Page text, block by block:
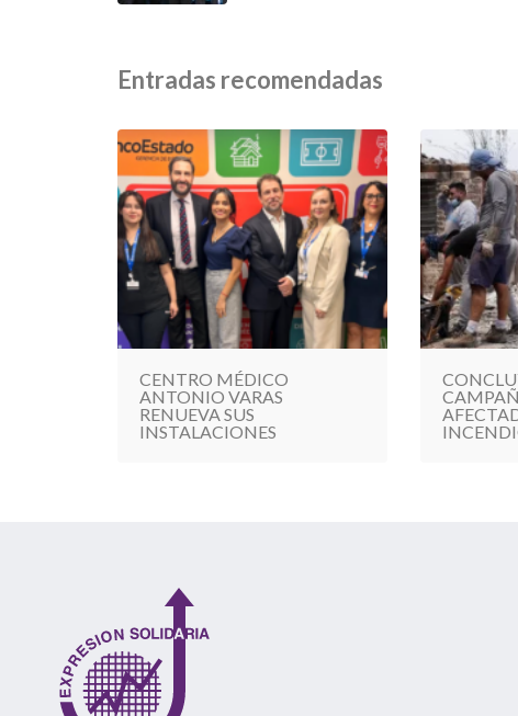
Entradas recomendadas
CENTRO MÉDICO
ANTONIO VARAS
RENUEVA SUS
INSTALACIONES